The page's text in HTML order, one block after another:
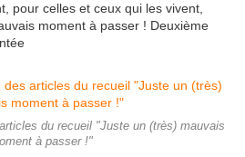
pour celles et ceux qui les vivent,
moment à passer ! Deuxième
du recueil "Juste un (très) mauvais
à passer !"